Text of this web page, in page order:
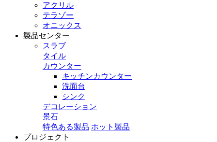
アクリル
テラゾー
オニックス
製品センター
スラブ
タイル
カウンター
キッチンカウンター
洗面台
シンク
デコレーション
景石
特色ある製品 ホット製品
プロジェクト